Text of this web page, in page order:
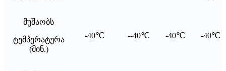
მუშაობს
ტემპერატურა
(მინ.)
-40℃ --40℃ -40℃ -40℃